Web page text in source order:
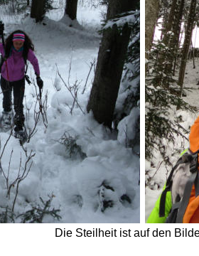
Die Steilheit ist auf den